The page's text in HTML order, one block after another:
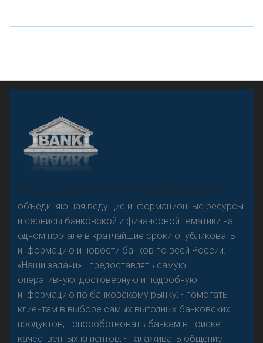
«Н
овости Банков России» – группа компаний,
объединяющая ведущие информационные ресурсы
и сервисы банковской и финансовой тематики на
одном портале в кратчайшие сроки опубликовать
информацию и новости банков по всей России.
«Наши задачи» - предоставлять самую
оперативную, достоверную и подробную
информацию по банковскому рынку; - помогать
клиентам в выборе самых выгодных банковских
продуктов; - способствовать банкам в поиске
качественных клиентов; - налаживать общение